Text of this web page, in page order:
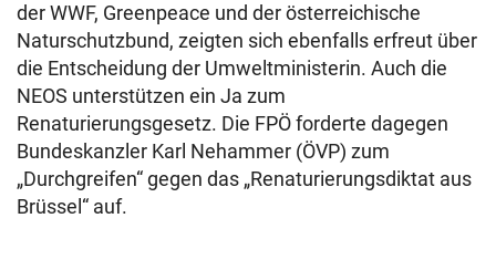
der WWF, Greenpeace und der österreichische
Naturschutzbund, zeigten sich ebenfalls erfreut über
die Entscheidung der Umweltministerin. Auch die
NEOS unterstützen ein Ja zum
Renaturierungsgesetz. Die FPÖ forderte dagegen
Bundeskanzler Karl Nehammer (ÖVP) zum
„Durchgreifen“ gegen das „Renaturierungsdiktat aus
Brüssel“ auf.